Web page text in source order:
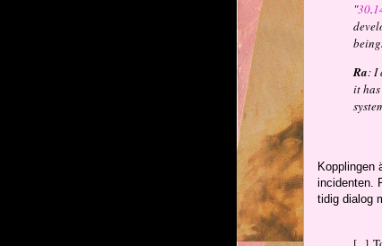
"30.
Ra: I
it
Kopplingen
incidenten.
tidig dialog